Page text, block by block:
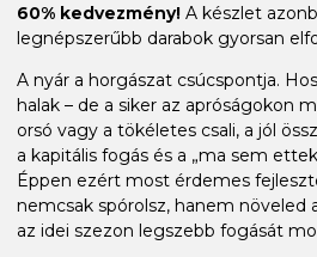
60% kedvezmény! A készlet
legnépszerűbb darabok gyorsan
A nyár a horgászat csúcspontja.
halak – de a siker az apróságokon
orsó vagy a tökéletes csali, a jól
a kapitális fogás és a „ma sem
Éppen ezért most érdemes
nemcsak spórolsz, hanem növeled
az idei szezon legszebb fogását